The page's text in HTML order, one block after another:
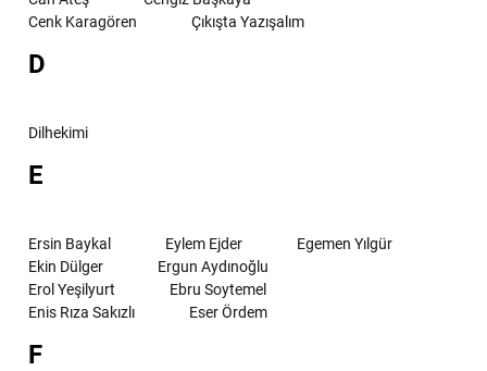
Cenk Karagören
Çıkışta Yazışalım
D
Dilhekimi
E
Ersin Baykal Eylem Ejder
Egemen Yılgür
Ekin Dülger
Ergun Aydınoğlu
Erol Yeşilyurt
Ebru Soytemel
Enis Rıza Sakızlı
Eser Ördem
F